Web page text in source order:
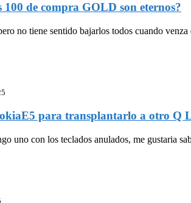
100 de compra GOLD son eternos?
no tiene sentido bajarlos todos cuando
para transplantarlo a otro Q
uno con los teclados anulados, me gustaria